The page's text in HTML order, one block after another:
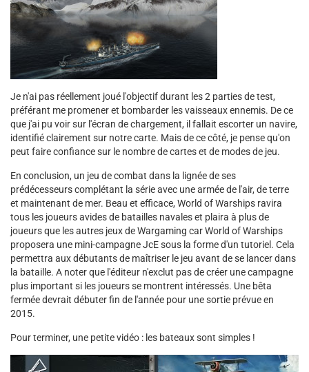
Je n'ai pas réellement joué l'objectif durant les 2 parties de test,
préférant me promener et bombarder les vaisseaux ennemis. De ce
que j'ai pu voir sur l'écran de chargement, il fallait escorter un navire,
identifié clairement sur notre carte. Mais de ce côté, je pense qu'on
peut faire confiance sur le nombre de cartes et de modes de jeu.
En conclusion, un jeu de combat dans la lignée de ses
prédécesseurs complétant la série avec une armée de l'air, de terre
et maintenant de mer. Beau et efficace, World of Warships ravira
tous les joueurs avides de batailles navales et plaira à plus de
joueurs que les autres jeux de Wargaming car World of Warships
proposera une mini-campagne JcE sous la forme d'un tutoriel. Cela
permettra aux débutants de maîtriser le jeu avant de se lancer dans
la bataille. A noter que l'éditeur n'exclut pas de créer une campagne
plus important si les joueurs se montrent intéressés. Une bêta
fermée devrait débuter fin de l'année pour une sortie prévue en
2015.
Pour terminer, une petite vidéo : les bateaux sont simples !